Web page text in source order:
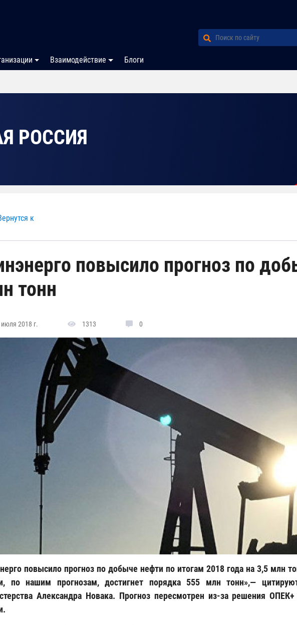
Взаимодействие Блоги
РОССИЯ
к
повысило прогноз по
тонн
2018 г. 1313 0
повысило прогноз по добыче нефти по итогам 2018 года на 3,5 млн
по нашим прогнозам, достигнет порядка 555 млн тонн»,—
Александра Новака. Прогноз пересмотрен из-за решения